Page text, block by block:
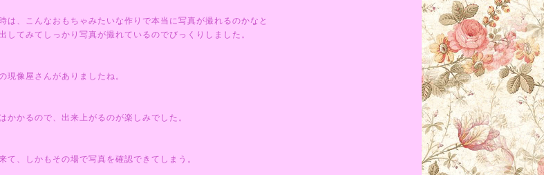
は、こんなおもちゃみたいな作りで本当に写真が撮れるのかなと
してみてしっかり写真が撮れているのでびっくりしました。
現像屋さんがありましたね。
かかるので、出来上がるのが楽しみでした。
て、しかもその場で写真を確認できてしまう。